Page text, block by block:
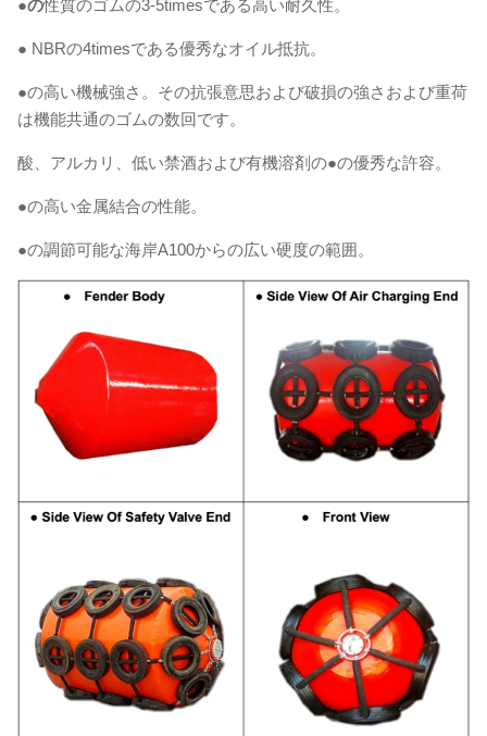
●の性質のゴムの3-5timesである高い耐久性。
● NBRの4timesである優秀なオイル抵抗。
●の高い機械強さ。その抗張意思および破損の強さおよび重荷
は機能共通のゴムの数回です。
酸、アルカリ、低い禁酒および有機溶剤の●の優秀な許容。
●の高い金属結合の性能。
●の調節可能な海岸A100からの広い硬度の範囲。